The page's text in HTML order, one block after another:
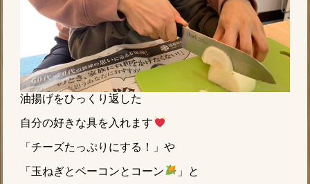
油揚げをひっくり返した
自分の好きな具を入れます
「チーズたっぷりにする！」や
「玉ねぎとベーコンとコーン 」と